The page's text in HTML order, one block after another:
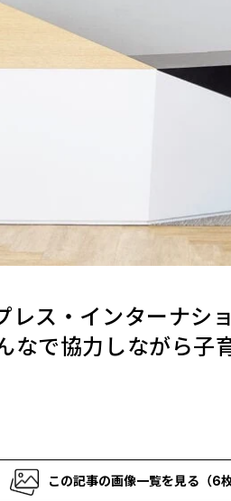
レス・インターナ
なで協力しながら子
この記事の画像一覧を見る（6枚